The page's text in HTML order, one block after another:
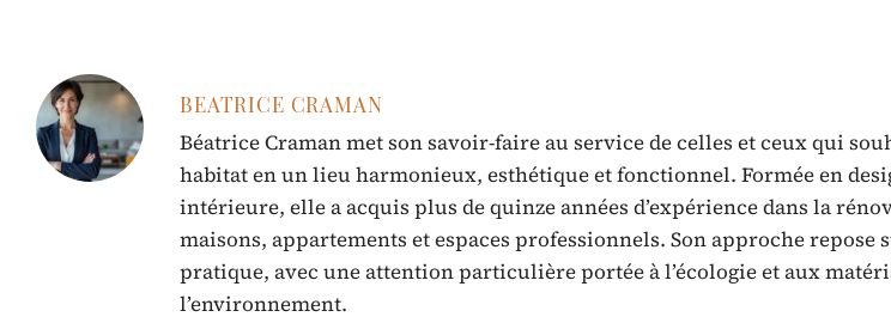
BEATRICE CRAMAN
Béatrice Craman met son savoir-faire au service de celles et ceux qui
habitat en un lieu harmonieux, esthétique et fonctionnel. Formée en
intérieure, elle a acquis plus de quinze années d’expérience dans la
maisons, appartements et espaces professionnels. Son approche repose
pratique, avec une attention particulière portée à l’écologie et aux
l’environnement.